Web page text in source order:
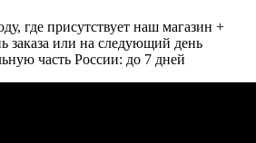
где присутствует наш магазин +
заказа или на следующий день
часть России: до 7 дней